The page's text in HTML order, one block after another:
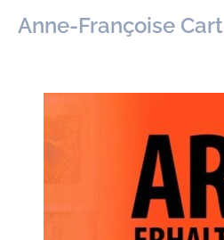
InhaltAnne-Françoise Cart